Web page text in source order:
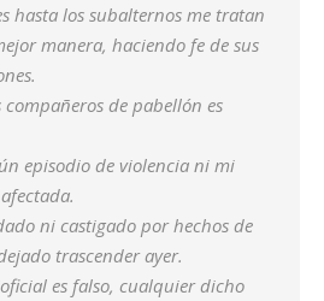
hasta los subalternos me tratan
manera, haciendo fe de sus
de pabellón es
episodio de violencia ni mi
ni castigado por hechos de
trascender ayer.
es falso, cualquier dicho